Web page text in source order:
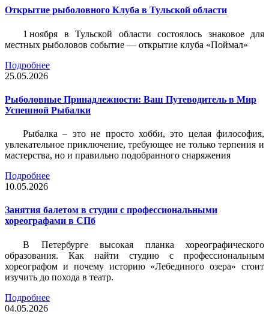
Открытие рыболовного Клуба в Тульской области
1 ноября в Тульской области состоялось знаковое для
местных рыболовов событие — открытие клуба «Поймал»
Подробнее
25.05.2026
Рыболовные Принадлежности: Ваш Путеводитель в Мир
Успешной Рыбалки
Рыбалка – это не просто хобби, это целая философия,
увлекательное приключение, требующее не только терпения и
мастерства, но и правильно подобранного снаряжения
Подробнее
10.05.2026
Занятия балетом в студии с профессиональными
хореографами в СПб
В Петербурге высокая планка хореографического
образования. Как найти студию с профессиональным
хореографом и почему историю «Лебединого озера» стоит
изучить до похода в театр.
Подробнее
04.05.2026